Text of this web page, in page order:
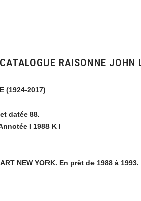
RAISONNE JOHN
(1924-2017)
datée 88.
I 1988 K I
NEW YORK. En prêt de 1988 à 1993.